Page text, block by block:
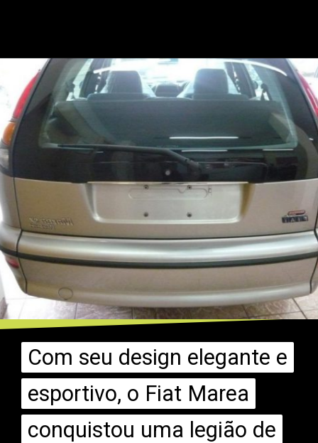
Opening https://mundofixa.com.br/viuva-guarda-marea-weekeend-0km-por-13-anos-na-garagem-18-fotos/
Com seu design elegante e
esportivo, o Fiat Marea
conquistou uma legião de
Com seu design elegante e
esportivo, o Fiat Marea
conquistou uma legião de